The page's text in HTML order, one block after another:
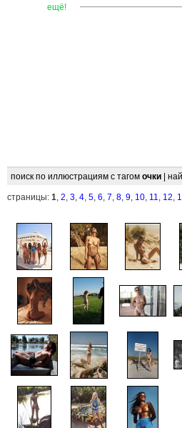
ещё! ————————
поиск по иллюстрациям с тагом очки |
страницы: 1, 2, 3, 4, 5, 6, 7, 8, 9, 10, 11, 12,